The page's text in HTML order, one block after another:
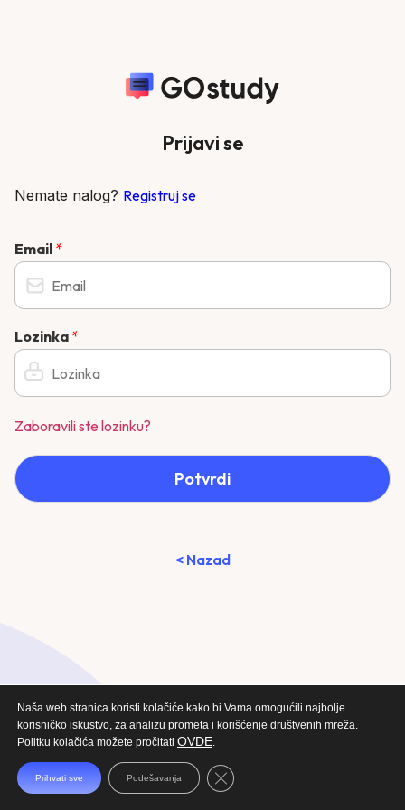
Prijavi se
Nemate nalog? Registruj se
Email *
Lozinka *
Zaboravili ste lozinku?
Potvrdi
< Nazad
Naša web stranica koristi kolačiće kako bi Vama omogućili najbolje
korisničko iskustvo, za analizu prometa i korišćenje društvenih mreža.
Politku kolačića možete pročitati OVDE.
Prihvati sve Podešavanja Close GDPR Cookie Banner